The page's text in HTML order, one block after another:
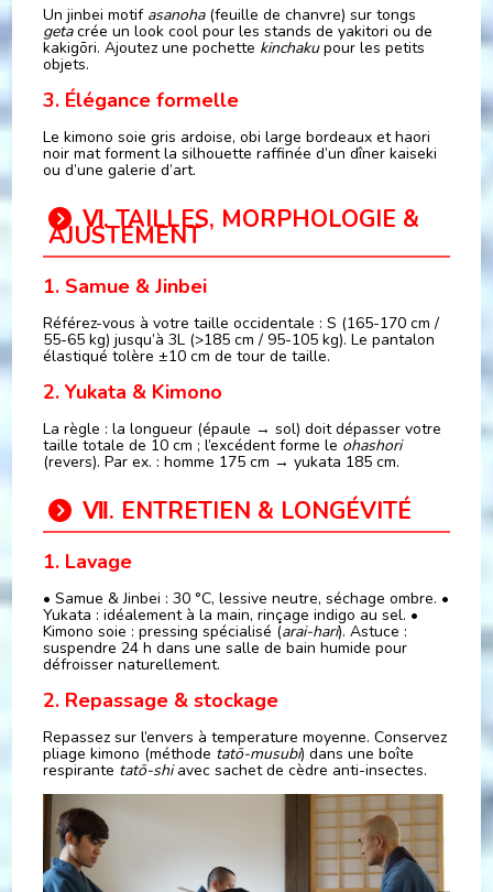
Un jinbei motif asanoha(feuille de chanvre) sur tongs
getacrée un look cool pour les stands de yakitori ou de
kakigōri. Ajoutez une pochette kinchakupour les petits
objets.
3. Élégance formelle
Le kimono soie gris ardoise, obi large bordeaux et haori
noir mat forment la silhouette raffinée d’un dîner kaiseki
ou d’une galerie d’art.
Ⅵ. TAILLES, MORPHOLOGIE &
AJUSTEMENT
1. Samue & Jinbei
Référez-vous à votre taille occidentale : S (165-170 cm /
55-65 kg) jusqu’à 3L (>185 cm / 95-105 kg). Le pantalon
élastiqué tolère ±10 cm de tour de taille.
2. Yukata & Kimono
La règle : la longueur (épaule → sol) doit dépasser votre
taille totale de 10 cm ; l’excédent forme le ohashori
(revers). Par ex. : homme 175 cm → yukata 185 cm.
Ⅶ. ENTRETIEN & LONGÉVITÉ
1. Lavage
• Samue & Jinbei : 30 °C, lessive neutre, séchage ombre. •
Yukata : idéalement à la main, rinçage indigo au sel. •
Kimono soie : pressing spécialisé (arai-hari). Astuce :
suspendre 24 h dans une salle de bain humide pour
défroisser naturellement.
2. Repassage & stockage
Repassez sur l’envers à temperature moyenne. Conservez
pliage kimono (méthode tatō-musubi) dans une boîte
respirante tatō-shiavec sachet de cèdre anti-insectes.